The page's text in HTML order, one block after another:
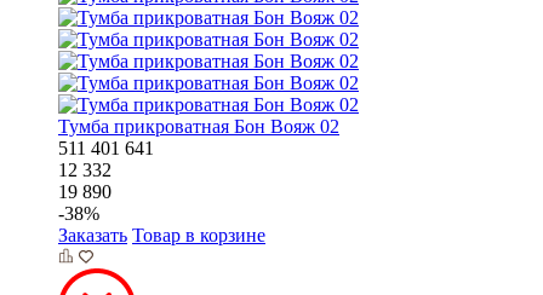
Тумба прикроватная Бон Вояж 02
511 401 641
12 332
19 890
-38%
Заказать Товар в корзине